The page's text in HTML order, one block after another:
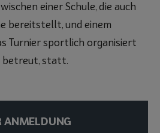
einer Schule, die auch
bereitstellt, und einem
Turnier sportlich organisiert
betreut, statt.
ANMELDUNG